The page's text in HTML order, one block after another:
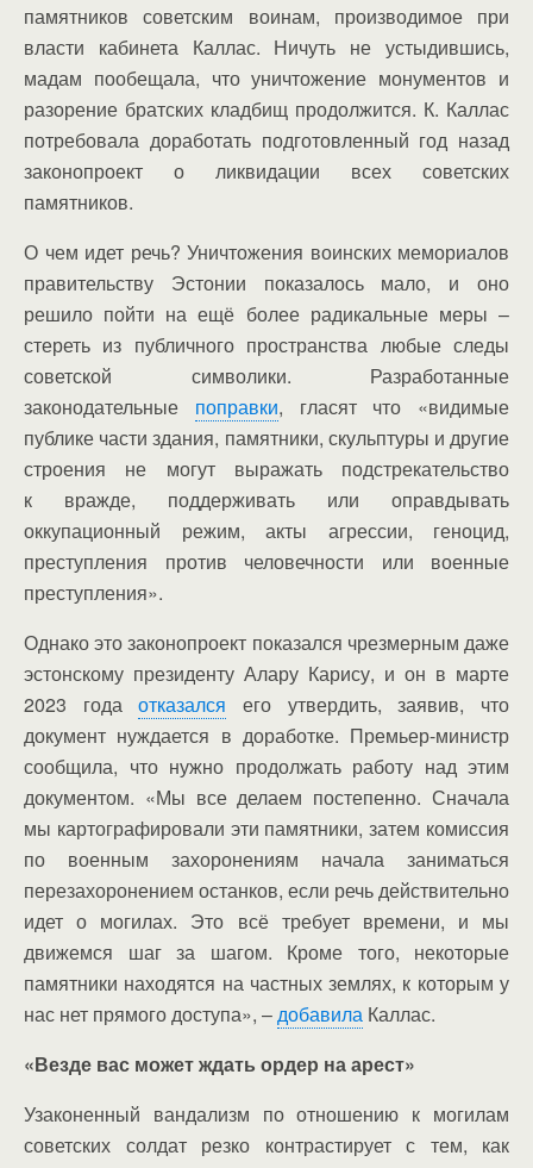
памятников советским воинам, производимое при
власти кабинета Каллас. Ничуть не устыдившись,
мадам пообещала, что уничтожение монументов и
разорение братских кладбищ продолжится. К. Каллас
потребовала доработать подготовленный год назад
законопроект о ликвидации всех советских
памятников.
О чем идет речь? Уничтожения воинских мемориалов
правительству Эстонии показалось мало, и оно
решило пойти на ещё более радикальные меры –
стереть из публичного пространства любые следы
советской символики. Разработанные
законодательные поправки, гласят что «видимые
публике части здания, памятники, скульптуры и другие
строения не могут выражать подстрекательство
к вражде, поддерживать или оправдывать
оккупационный режим, акты агрессии, геноцид,
преступления против человечности или военные
преступления».
Однако это законопроект показался чрезмерным даже
эстонскому президенту Алару Карису, и он в марте
2023 годаотказался его утвердить, заявив, что
документ нуждается в доработке. Премьер-министр
сообщила, что нужно продолжать работу над этим
документом. «Мы все делаем постепенно. Сначала
мы картографировали эти памятники, затем комиссия
по военным захоронениям начала заниматься
перезахоронением останков, если речь действительно
идет о могилах. Это всё требует времени, и мы
движемся шаг за шагом. Кроме того, некоторые
памятники находятся на частных землях, к которым у
нас нет прямого доступа», –добавила Каллас.
«Везде вас может ждать ордер на арест»
Узаконенный вандализм по отношению к могилам
советских солдат резко контрастирует с тем, как